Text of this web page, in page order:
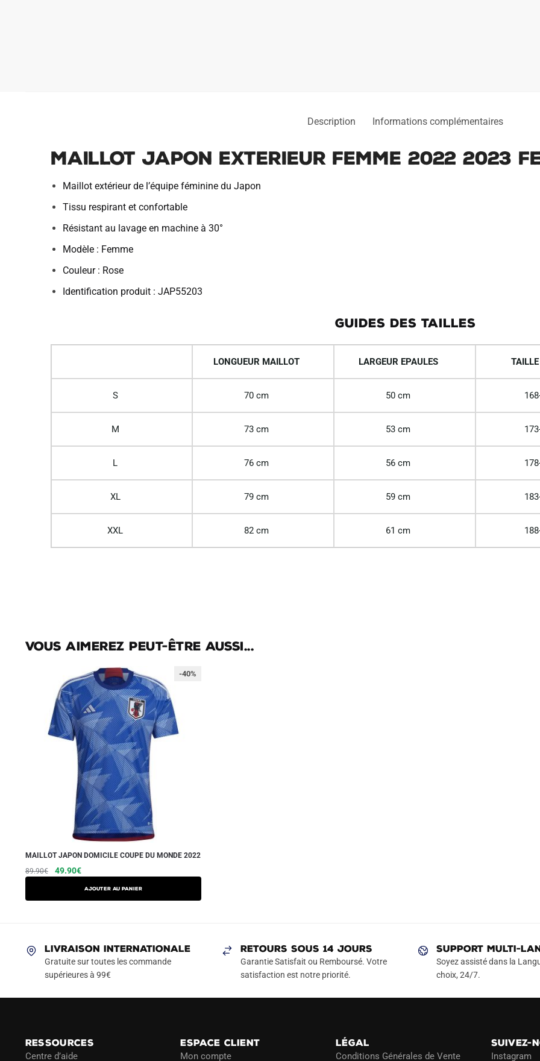
Description Informations complémentaires
MAILLOT JAPON EXTERIEUR FEMME 2022 2023
Maillot extérieur de l’équipe féminine du Japon
Tissu respirant et confortable
Résistant au lavage en machine à 30°
Modèle : Femme
Couleur : Rose
Identification produit : JAP55203
GUIDES DES TAILLES
LONGUEUR MAILLOT LARGEUR EPAULES
S 70 cm 50 cm
M 73 cm 53 cm
L 76 cm 56 cm
XL 79 cm 59 cm
XXL 82 cm 61 cm
Vous aimerez peut-être aussi...
-40%
MAILLOT JAPON DOMICILE COUPE DU MONDE 2022
89.90€
Le
49.90€Le
AJOUTER AU PANIER
Ce
produit
a
Les
options
peuvent
page
LIVRAISON INTERNATIONALE
Gratuite sur toutes les commande
supérieures à 99€
RETOURS SOUS 14 JOURS
Garantie Satisfait ou Remboursé. Votre
satisfaction est notre priorité.
SUPPORT MULTI-
Soyez assisté dans la
choix, 24/7.
RESSOURCES
Centre d’aide
ESPACE CLIENT
Mon compte
LÉGAL
Conditions Générales de Vente
SUIVEZ-
Instagram